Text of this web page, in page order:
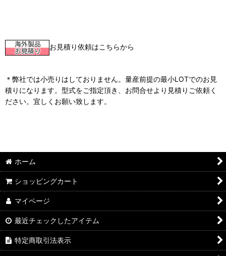
お見積り依頼はこちらから
＊弊社では小売りはしておりません。量産前提の最小LOTでのお見
積りになります。型式をご指定頂き、お問合せより見積りご依頼く
ださい。宜しくお願い致します。
ホーム
ショッピングカート
マイページ
最近チェックしたアイテム
特定商取引法表示